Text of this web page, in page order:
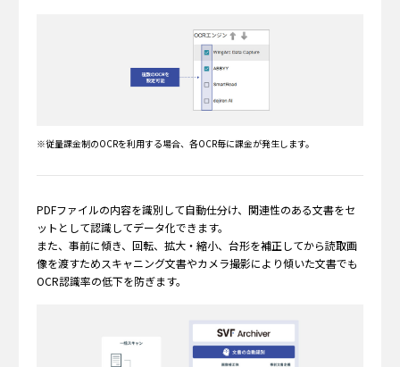
※従量課金制のOCRを利用する場合、各OCR毎に課金が発生します。
PDFファイルの内容を識別して自動仕分け、関連性のある文書をセ
ットとして認識してデータ化できます。
また、事前に傾き、回転、拡大・縮小、台形を補正してから読取画
像を渡すためスキャニング文書やカメラ撮影により傾いた文書でも
OCR認識率の低下を防ぎます。